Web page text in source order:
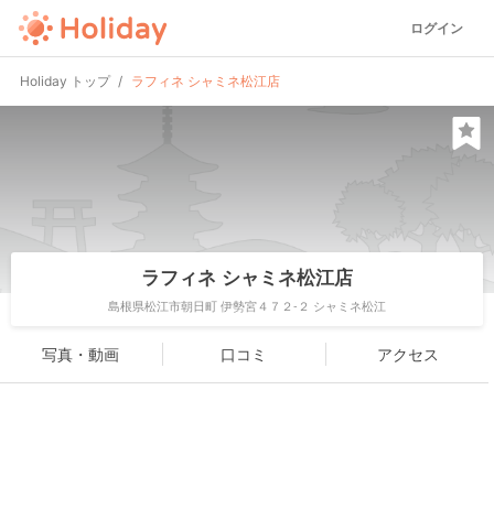
ログイン
Holiday トップ ラフィネ シャミネ松江店
ラフィネ シャミネ松江店
島根県松江市朝日町 伊勢宮４７２-２ シャミネ松江
写真・動画 口コミ アクセス